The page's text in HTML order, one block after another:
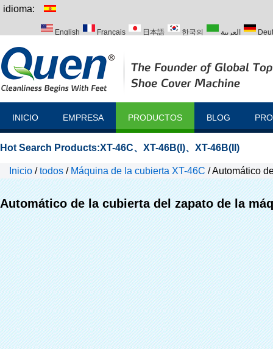
idioma:
English Français 日本語 한국의 العربية
INICIO EMPRESA PRODUCTOS BLOG
Hot Search Products:XT-46C、 XT-46B(I)、 XT-46B(II)
Inicio /todos / Máquina de la cubierta XT-46C /Automático
Automático de la cubierta del zapato de la